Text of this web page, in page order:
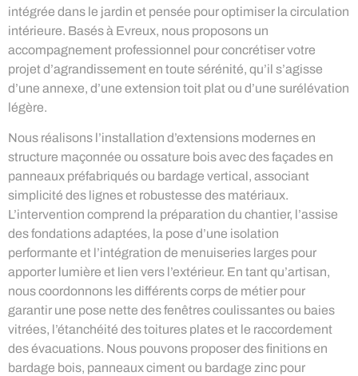
intégrée dans le jardin et pensée pour optimiser la circulation
intérieure. Basés à Evreux, nous proposons un
accompagnement professionnel pour concrétiser votre
projet d’agrandissement en toute sérénité, qu’il s’agisse
d’une annexe, d’une extension toit plat ou d’une surélévation
légère.
Nous réalisons l’installation d’extensions modernes en
structure maçonnée ou ossature bois avec des façades en
panneaux préfabriqués ou bardage vertical, associant
simplicité des lignes et robustesse des matériaux.
L’intervention comprend la préparation du chantier, l’assise
des fondations adaptées, la pose d’une isolation
performante et l’intégration de menuiseries larges pour
apporter lumière et lien vers l’extérieur. En tant qu’artisan,
nous coordonnons les différents corps de métier pour
garantir une pose nette des fenêtres coulissantes ou baies
vitrées, l’étanchéité des toitures plates et le raccordement
des évacuations. Nous pouvons proposer des finitions en
bardage bois, panneaux ciment ou bardage zinc pour